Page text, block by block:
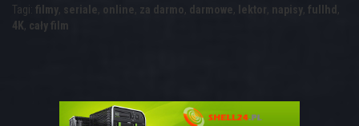
Tagi: filmy, seriale, online, za darmo, darmowe, lektor, napisy, fullhd ,
4K, cały film